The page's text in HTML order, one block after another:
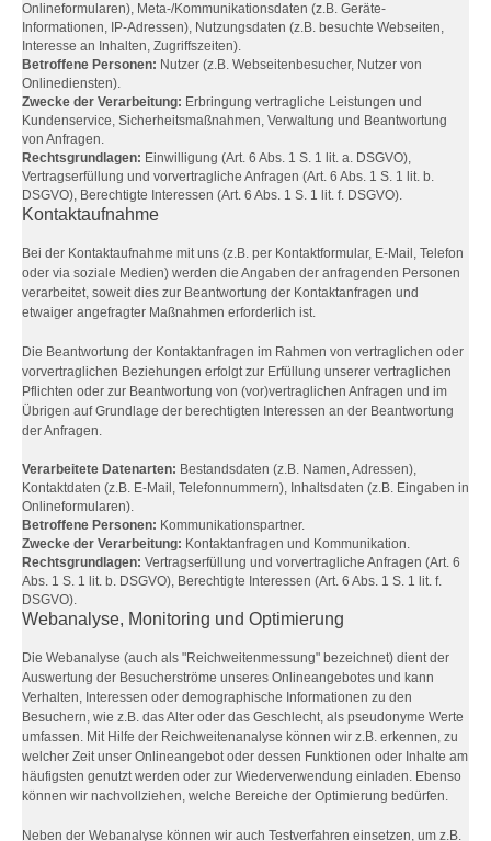
Onlineformularen), Meta-/Kommunikationsdaten (z.B. Geräte-
Informationen, IP-Adressen), Nutzungsdaten (z.B. besuchte Webseiten,
Interesse an Inhalten, Zugriffszeiten).
Betroffene Personen: Nutzer (z.B. Webseitenbesucher, Nutzer von
Onlinediensten).
Zwecke der Verarbeitung: Erbringung vertragliche Leistungen und
Kundenservice, Sicherheitsmaßnahmen, Verwaltung und Beantwortung
von Anfragen.
Rechtsgrundlagen: Einwilligung (Art. 6 Abs. 1 S. 1 lit. a. DSGVO),
Vertragserfüllung und vorvertragliche Anfragen (Art. 6 Abs. 1 S. 1 lit. b.
DSGVO), Berechtigte Interessen (Art. 6 Abs. 1 S. 1 lit. f. DSGVO).
Kontaktaufnahme
Bei der Kontaktaufnahme mit uns (z.B. per Kontaktformular, E-Mail, Telefon
oder via soziale Medien) werden die Angaben der anfragenden Personen
verarbeitet, soweit dies zur Beantwortung der Kontaktanfragen und
etwaiger angefragter Maßnahmen erforderlich ist.
Die Beantwortung der Kontaktanfragen im Rahmen von vertraglichen oder
vorvertraglichen Beziehungen erfolgt zur Erfüllung unserer vertraglichen
Pflichten oder zur Beantwortung von (vor)vertraglichen Anfragen und im
Übrigen auf Grundlage der berechtigten Interessen an der Beantwortung
der Anfragen.
Verarbeitete Datenarten: Bestandsdaten (z.B. Namen, Adressen),
Kontaktdaten (z.B. E-Mail, Telefonnummern), Inhaltsdaten (z.B. Eingaben in
Onlineformularen).
Betroffene Personen: Kommunikationspartner.
Zwecke der Verarbeitung: Kontaktanfragen und Kommunikation.
Rechtsgrundlagen: Vertragserfüllung und vorvertragliche Anfragen (Art. 6
Abs. 1 S. 1 lit. b. DSGVO), Berechtigte Interessen (Art. 6 Abs. 1 S. 1 lit. f.
DSGVO).
Webanalyse, Monitoring und Optimierung
Die Webanalyse (auch als "Reichweitenmessung" bezeichnet) dient der
Auswertung der Besucherströme unseres Onlineangebotes und kann
Verhalten, Interessen oder demographische Informationen zu den
Besuchern, wie z.B. das Alter oder das Geschlecht, als pseudonyme Werte
umfassen. Mit Hilfe der Reichweitenanalyse können wir z.B. erkennen, zu
welcher Zeit unser Onlineangebot oder dessen Funktionen oder Inhalte am
häufigsten genutzt werden oder zur Wiederverwendung einladen. Ebenso
können wir nachvollziehen, welche Bereiche der Optimierung bedürfen.
Neben der Webanalyse können wir auch Testverfahren einsetzen, um z.B.